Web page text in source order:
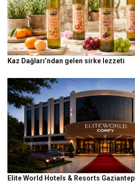
Kaz Dağları’ndan gelen sirke lezzeti
Elite World Hotels & Resorts